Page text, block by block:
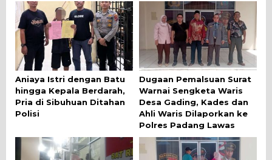
Aniaya Istri dengan Batu
hingga Kepala Berdarah,
Pria di Sibuhuan Ditahan
Polisi
Dugaan Pemalsuan Surat
Warnai Sengketa Waris
Desa Gading, Kades dan
Ahli Waris Dilaporkan ke
Polres Padang Lawas